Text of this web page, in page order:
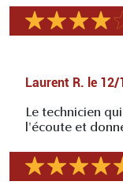
Laurent R. le 12/
Le technicien
l'écoute et